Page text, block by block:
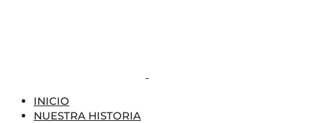
INICIO
NUESTRA HISTORIA